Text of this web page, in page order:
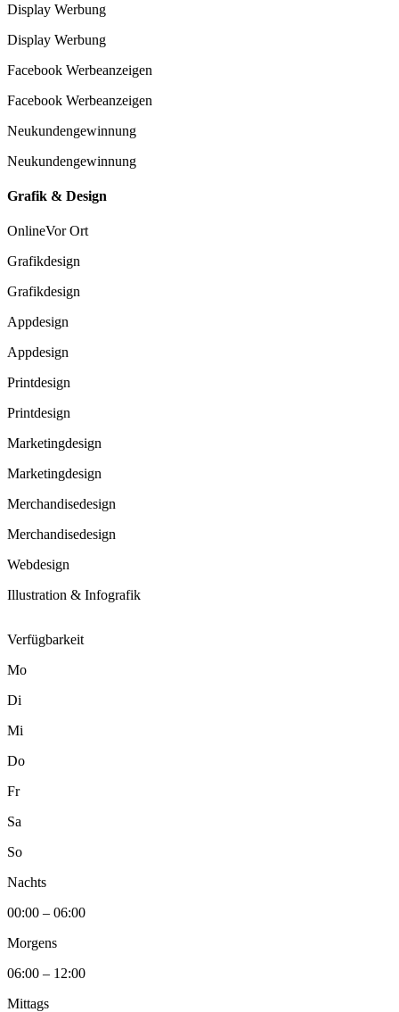
Display Werbung
Display Werbung
Facebook Werbeanzeigen
Facebook Werbeanzeigen
Neukundengewinnung
Neukundengewinnung
Grafik & Design
OnlineVor Ort
Grafikdesign
Grafikdesign
Appdesign
Appdesign
Printdesign
Printdesign
Marketingdesign
Marketingdesign
Merchandisedesign
Merchandisedesign
Webdesign
Illustration & Infografik
Verfügbarkeit
Mo
Di
Mi
Do
Fr
Sa
So
Nachts
00:00 – 06:00
Morgens
06:00 – 12:00
Mittags